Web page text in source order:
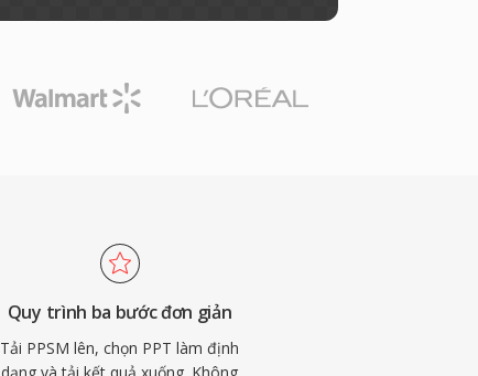
Quy trình ba bước đơn giản
Tải PPSM lên, chọn PPT làm định